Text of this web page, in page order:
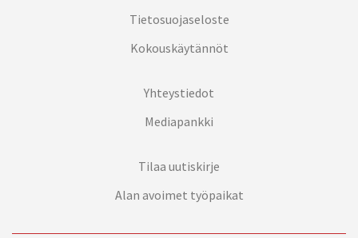
Tietosuojaseloste
Kokouskäytännöt
Yhteystiedot
Mediapankki
Tilaa uutiskirje
Alan avoimet työpaikat